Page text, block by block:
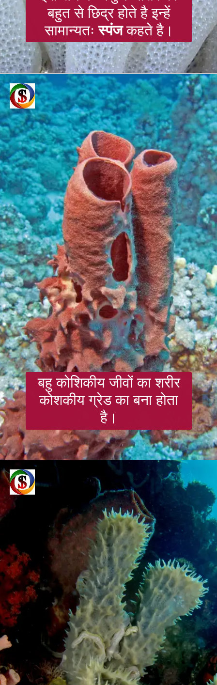
बहुत से छिद्र होते है इन्हें
सामान्यतःस्पंजकहते है।
बहु कोशिकीय जीवों का शरीर
कोशकीय ग्रेड का बना होता
है।